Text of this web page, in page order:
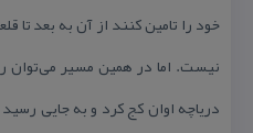
خود را تامین كنند از آن به بعد
نیست. اما در همین مسیر می‌توان
دریاچه اوان كج كرد و به جایی